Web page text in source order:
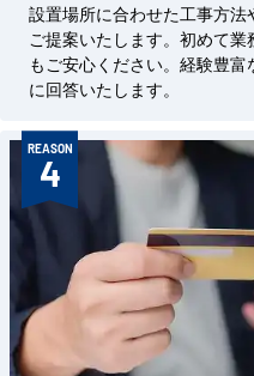
設置場所に合わせた工事方
ご提案いたします。初めて
もご安心ください。経験豊
に回答いたします。
REASON
4